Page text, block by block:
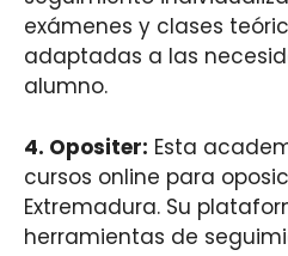
exámenes y clases
adaptadas a las
alumno.
4. Opositer: Esta
cursos online para
Extremadura. Su
herramientas de